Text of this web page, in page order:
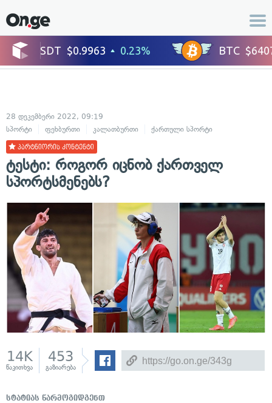
28 დეკემბერი 2022, 09:19
სპორტი
ფეხბურთი კალათბურთი ქართული სპორტი
პარტნიორის კონტენტი
ტესტი: როგორ იცნობ ქართველ
სპორტსმენებს?
14K
წაკითხვა
453
გაზიარება
სტატიას წარმოგიდგენთ